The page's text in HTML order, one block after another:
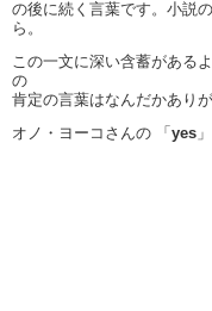
の後に続く言葉です。小説
ら。
この一文に深い含蓄がある
の
肯定の言葉はなんだかあり
オノ・ヨーコさんの 「 yes